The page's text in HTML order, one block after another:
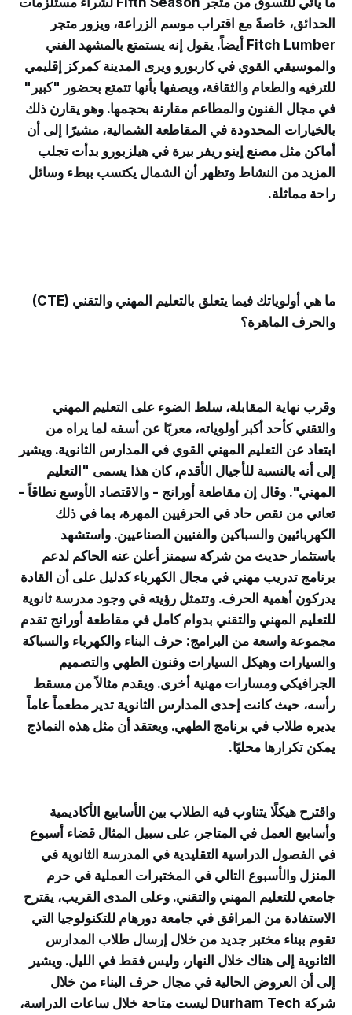
الحدائق، خاصةً مع اقتراب موسم الزراعة، ويزور متجر
Fitch Lumber أيضاً. يقول إنه يستمتع بالمشهد الفني
والموسيقي القوي في كاربورو ويرى المدينة كمركز إقليمي
للترفيه والطعام والثقافة، ويصفها بأنها تتمتع بحضور "كبير"
في مجال الفنون والمطاعم مقارنة بحجمها. وهو يقارن ذلك
بالخيارات المحدودة في المقاطعة الشمالية، مشيرًا إلى أن
أماكن مثل مصنع إينو ريفر بيرة في هيلزبورو بدأت تجلب
المزيد من النشاط وتظهر أن الشمال يكتسب ببطء وسائل
راحة مماثلة.
ما هي أولوياتك فيما يتعلق بالتعليم المهني والتقني (CTE)
والحرف الماهرة؟
وقرب نهاية المقابلة، سلط الضوء على التعليم المهني
والتقني كأحد أكبر أولوياته، معربًا عن أسفه لما يراه من
ابتعاد عن التعليم المهني القوي في المدارس الثانوية. ويشير
إلى أنه بالنسبة للأجيال الأقدم، كان هذا يسمى "التعليم
المهني". وقال إن مقاطعة أورانج - والاقتصاد الأوسع نطاقاً -
تعاني من نقص حاد في الحرفيين المهرة، بما في ذلك
الكهربائيين والسباكين والفنيين الصناعيين. واستشهد
باستثمار حديث من شركة سيمنز أعلن عنه الحاكم لدعم
برنامج تدريب مهني في مجال الكهرباء كدليل على أن القادة
يدركون أهمية الحرف. وتتمثل رؤيته في وجود مدرسة ثانوية
للتعليم المهني والتقني بدوام كامل في مقاطعة أورانج تقدم
مجموعة واسعة من البرامج: حرف البناء والكهرباء والسباكة
والسيارات وهيكل السيارات وفنون الطهي والتصميم
الجرافيكي ومسارات مهنية أخرى. ويقدم مثالاً من مسقط
رأسه، حيث كانت إحدى المدارس الثانوية تدير مطعماً عاماً
يديره طلاب في برنامج الطهي. ويعتقد أن مثل هذه النماذج
يمكن تكرارها محليًا.
واقترح هيكلًا يتناوب فيه الطلاب بين الأسابيع الأكاديمية
وأسابيع العمل في المتاجر، على سبيل المثال قضاء أسبوع
في الفصول الدراسية التقليدية في المدرسة الثانوية في
المنزل والأسبوع التالي في المختبرات العملية في حرم
جامعي للتعليم المهني والتقني. وعلى المدى القريب، يقترح
الاستفادة من المرافق في جامعة دورهام للتكنولوجيا التي
تقوم ببناء مختبر جديد من خلال إرسال طلاب المدارس
الثانوية إلى هناك خلال النهار، وليس فقط في الليل. ويشير
إلى أن العروض الحالية في مجال حرف البناء من خلال
شركة Durham Tech ليست متاحة خلال ساعات الدراسة،